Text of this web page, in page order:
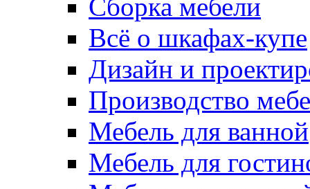
Сборка мебели
Всё о шкафах-купе
Дизайн и
Производство
Мебель для ванной
Мебель для